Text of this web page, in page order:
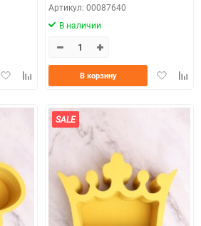
ДобавитьДобавить
Артикул: 00087640
В наличии
Добавить
В корзину
SALE